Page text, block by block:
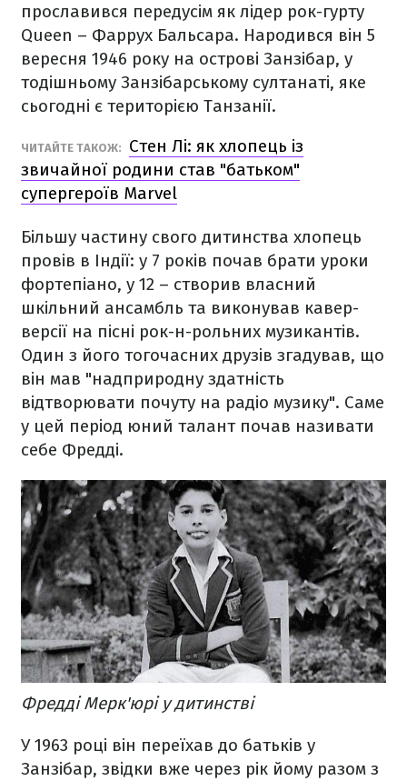
прославився передусім як лідер рок-гурту
Queen – Фаррух Бальсара. Народився він 5
вересня 1946 року на острові Занзібар, у
тодішньому Занзібарському султанаті, яке
сьогодні є територією Танзанії.
ЧИТАЙТЕ ТАКОЖ:
Стен Лі: як хлопець із
звичайної родини став "батьком"
супергероїв Marvel
Більшу частину свого дитинства хлопець
провів в Індії: у 7 років почав брати уроки
фортепіано, у 12 – створив власний
шкільний ансамбль та виконував кавер-
версії на пісні рок-н-рольних музикантів.
Один з його тогочасних друзів згадував, що
він мав "надприродну здатність
відтворювати почуту на радіо музику". Саме
у цей період юний талант почав називати
себе Фредді.
Фредді Мерк'юрі у дитинстві
У 1963 році він переїхав до батьків у
Занзібар, звідки вже через рік йому разом з